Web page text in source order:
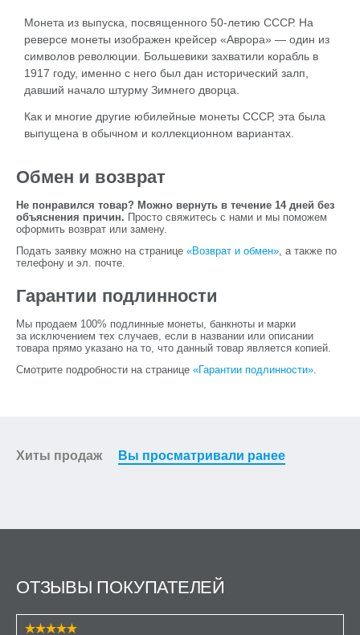
Монета из выпуска, посвященного 50-летию СССР. На
реверсе монеты изображен крейсер «Аврора» — один из
символов революции. Большевики захватили корабль в
1917 году, именно с него был дан исторический залп,
давший начало штурму Зимнего дворца.
Как и многие другие юбилейные монеты СССР, эта была
выпущена в обычном и коллекционном вариантах.
Обмен и возврат
Не понравился товар? Можно вернуть в течение 14 дней без
объяснения причин. Просто свяжитесь с нами и мы поможем
оформить возврат или замену.
Подать заявку можно на странице «Возврат и обмен», а также по
телефону и эл. почте.
Гарантии подлинности
Мы продаем 100% подлинные монеты, банкноты и марки
за исключением тех случаев, если в названии или описании
товара прямо указано на то, что данный товар является копией.
Смотрите подробности на странице «Гарантии подлинности».
Хиты продаж Вы просматривали ранее
ОТЗЫВЫ ПОКУПАТЕЛЕЙ